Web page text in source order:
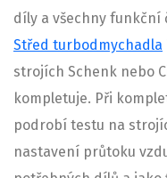
díly a všechny funkční
Střed turbodmychadla
strojích Schenk nebo
kompletuje. Při
podrobí testu na
nastavení průtoku